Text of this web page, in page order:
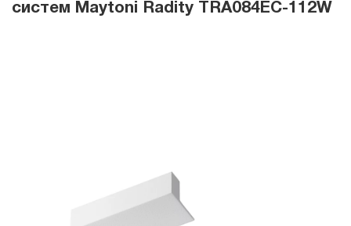
систем Maytoni Radity TRA084EC-112W